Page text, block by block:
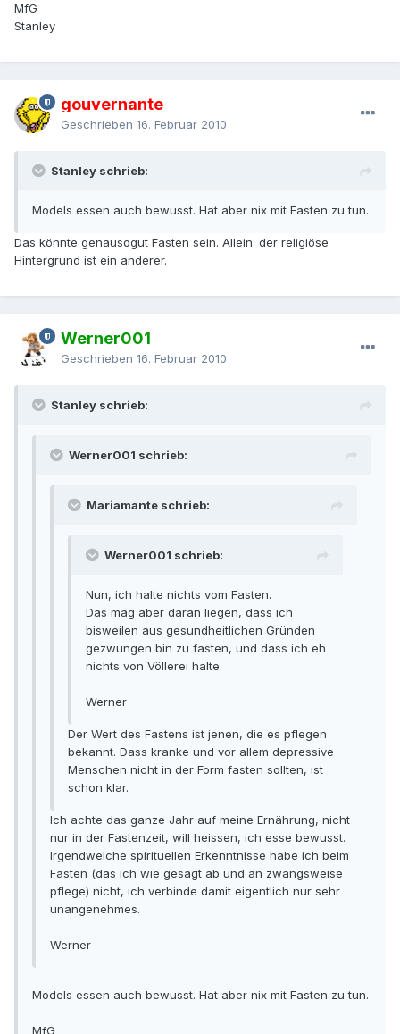
MfG
Stanley
gouvernante
Geschrieben 16. Februar 2010
Stanley schrieb:
Models essen auch bewusst. Hat aber nix mit Fasten zu tun.
Das könnte genausogut Fasten sein. Allein: der religiöse
Hintergrund ist ein anderer.
Werner001
Geschrieben 16. Februar 2010
Stanley schrieb:
Werner001 schrieb:
Mariamante schrieb:
Werner001 schrieb:
Nun, ich halte nichts vom Fasten.
Das mag aber daran liegen, dass ich
bisweilen aus gesundheitlichen Gründen
gezwungen bin zu fasten, und dass ich eh
nichts von Völlerei halte.
Werner
Der Wert des Fastens ist jenen, die es pflegen
bekannt. Dass kranke und vor allem depressive
Menschen nicht in der Form fasten sollten, ist
schon klar.
Ich achte das ganze Jahr auf meine Ernährung, nicht
nur in der Fastenzeit, will heissen, ich esse bewusst.
Irgendwelche spirituellen Erkenntnisse habe ich beim
Fasten (das ich wie gesagt ab und an zwangsweise
pflege) nicht, ich verbinde damit eigentlich nur sehr
unangenehmes.
Werner
Models essen auch bewusst. Hat aber nix mit Fasten zu tun.
MfG